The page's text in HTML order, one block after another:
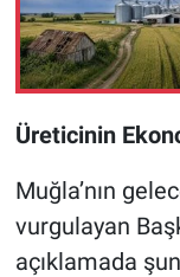
Üreticinin
Muğla’nın
vurgulayan
açıklamada